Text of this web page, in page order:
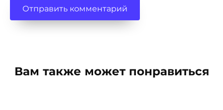
Вам также может понравиться